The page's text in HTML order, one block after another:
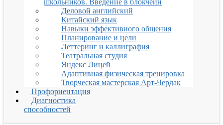
школьников. Введение в блокчейн
Деловой английский
Китайский язык
Навыки эффективного общения
Планирование и цели
Леттеринг и каллиграфия
Театральная студия
Яндекс Лицей
Адаптивная физическая тренировка
Творческая мастерская Арт-Чердак
Профориентация
Диагностика
способностей